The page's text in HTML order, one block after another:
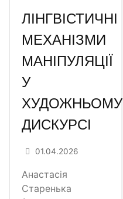
ЛІНГВІСТИЧНІ
МЕХАНІЗМИ
МАНІПУЛЯЦІЇ
У
ХУДОЖНЬОМУ
ДИСКУРСІ
01.04.2026
Анастасія
Старенька